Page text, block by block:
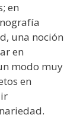
en
una noción
en
modo muy
en